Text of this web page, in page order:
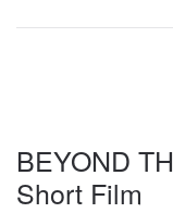
BEYOND
Short Film